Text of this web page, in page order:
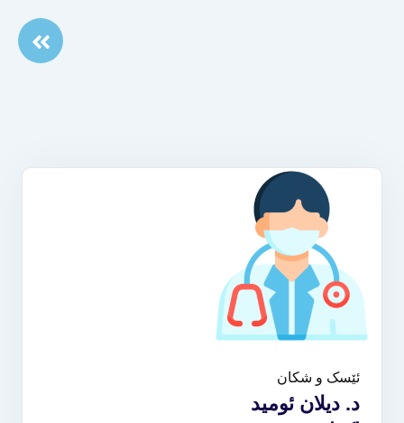
ئێسک و شکان
د. دیلان ئومید